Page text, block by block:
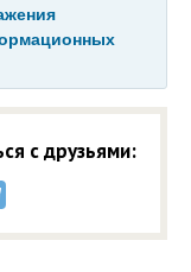
с друзьями: